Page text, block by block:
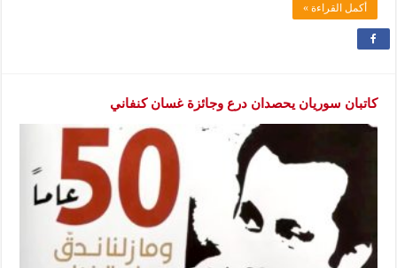
أكمل القراءة »
كاتبان سوريان يحصدان درع وجائزة غسان كنفاني